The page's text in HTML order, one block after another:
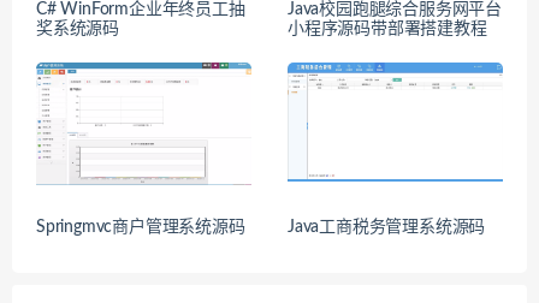
C# WinForm企业年终员工抽
奖系统源码
Java校园跑腿综合服务网平台
小程序源码带部署搭建教程
Springmvc商户管理系统源码 Java工商税务管理系统源码